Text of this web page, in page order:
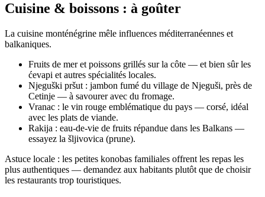
Cuisine & boissons : à goûter
La cuisine monténégrine mêle influences méditerranéennes et
balkaniques.
Fruits de mer et poissons grillés sur la côte — et bien sûr les
ćevapi et autres spécialités locales.
Njeguški pršut : jambon fumé du village de Njeguši, près de
Cetinje — à savourer avec du fromage.
Vranac : le vin rouge emblématique du pays — corsé, idéal
avec les plats de viande.
Rakija : eau-de-vie de fruits répandue dans les Balkans —
essayez la šljivovica (prune).
Astuce locale : les petites konobas familiales offrent les repas les
plus authentiques — demandez aux habitants plutôt que de choisir
les restaurants trop touristiques.